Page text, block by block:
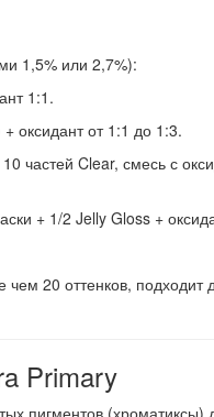
1,5% или 2,7%):
1:1.
оксидант от 1:1 до 1:3.
частей Clear, смесь с
+ 1/2 Jelly Gloss +
20 оттенков, подходит
Primary
пигментов (хроматиксы)